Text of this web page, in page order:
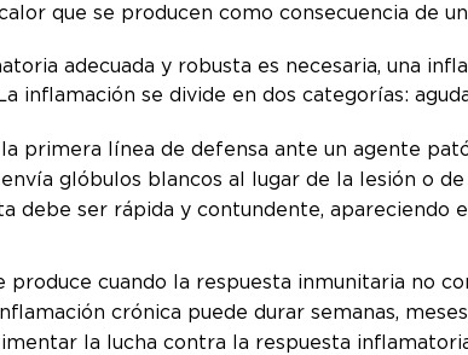
que se producen como consecuencia de
adecuada y robusta es necesaria, una
inflamación se divide en dos categorías:
primera línea de defensa ante un agente
glóbulos blancos al lugar de la lesión o
debe ser rápida y contundente, apareciendo
produce cuando la respuesta inmunitaria no
crónica puede durar semanas,
la lucha contra la respuesta